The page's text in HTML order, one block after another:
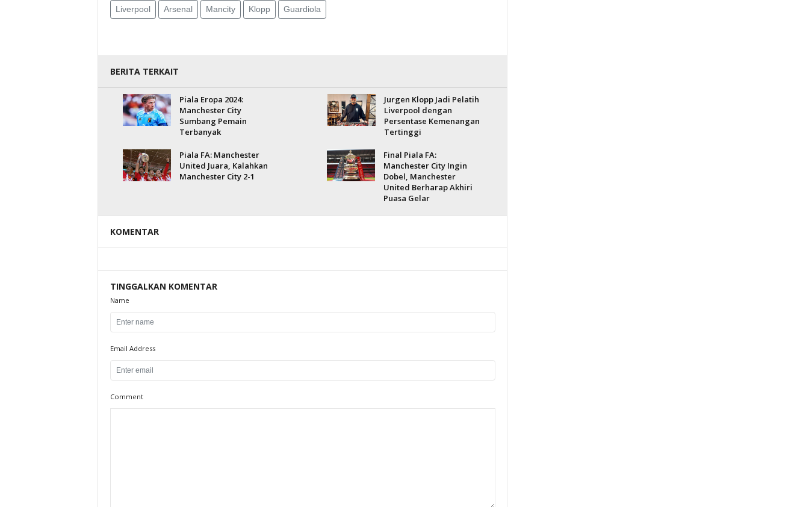
Liverpool Arsenal Mancity Klopp Guardiola
BERITA TERKAIT
Piala Eropa 2024:
Manchester City
Sumbang Pemain
Terbanyak
Jurgen Klopp Jadi Pelatih
Liverpool dengan
Persentase Kemenangan
Tertinggi
Piala FA: Manchester
United Juara, Kalahkan
Manchester City 2-1
Final Piala FA:
Manchester City Ingin
Dobel, Manchester
United Berharap Akhiri
Puasa Gelar
KOMENTAR
TINGGALKAN KOMENTAR
Name
Email Address
Comment